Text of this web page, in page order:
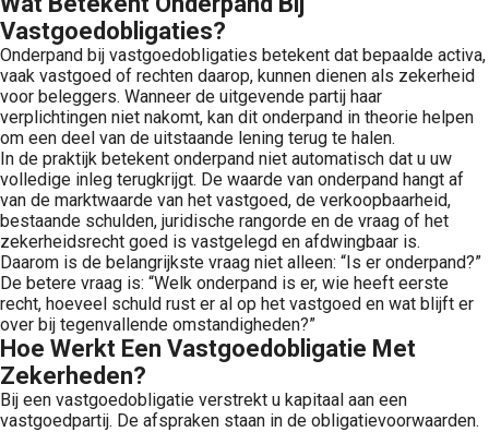
Vastgoedobligaties?
Onderpand bij vastgoedobligaties betekent dat bepaalde activa,
vaak vastgoed of rechten daarop, kunnen dienen als zekerheid
voor beleggers. Wanneer de uitgevende partij haar
verplichtingen niet nakomt, kan dit onderpand in theorie helpen
om een deel van de uitstaande lening terug te halen.
In de praktijk betekent onderpand niet automatisch dat u uw
volledige inleg terugkrijgt. De waarde van onderpand hangt af
van de marktwaarde van het vastgoed, de verkoopbaarheid,
bestaande schulden, juridische rangorde en de vraag of het
zekerheidsrecht goed is vastgelegd en afdwingbaar is.
Daarom is de belangrijkste vraag niet alleen: “Is er onderpand?”
De betere vraag is: “Welk onderpand is er, wie heeft eerste
recht, hoeveel schuld rust er al op het vastgoed en wat blijft er
over bij tegenvallende omstandigheden?”
Hoe Werkt Een Vastgoedobligatie Met
Zekerheden?
Bij een vastgoedobligatie verstrekt u kapitaal aan een
vastgoedpartij. De afspraken staan in de obligatievoorwaarden.